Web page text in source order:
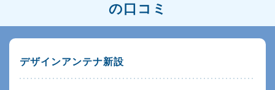
の口コミ
デザインアンテナ新設